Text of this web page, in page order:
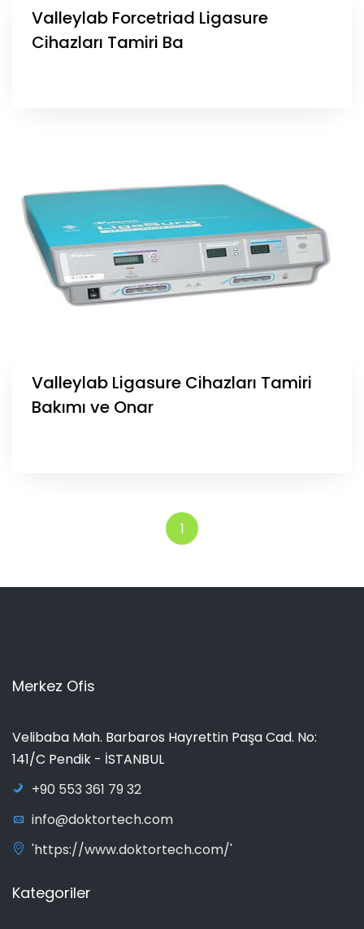
Valleylab Forcetriad Ligasure
Cihazları Tamiri Ba
Valleylab Ligasure Cihazları Tamiri
Bakımı ve Onar
1
Merkez Ofis
Velibaba Mah. Barbaros Hayrettin Paşa Cad. No:
141/C Pendik - İSTANBUL
+90 553 361 79 32
info@doktortech.com
'https://www.doktortech.com/'
Kategoriler